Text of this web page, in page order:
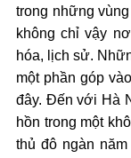
trong những
không chỉ vậy
hóa, lịch sử.
một phần góp
đây. Đến với Hà
hồn trong một
thủ đô ngàn